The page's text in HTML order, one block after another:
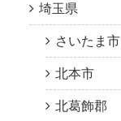
埼玉県
さいたま市
北本市
北葛飾郡